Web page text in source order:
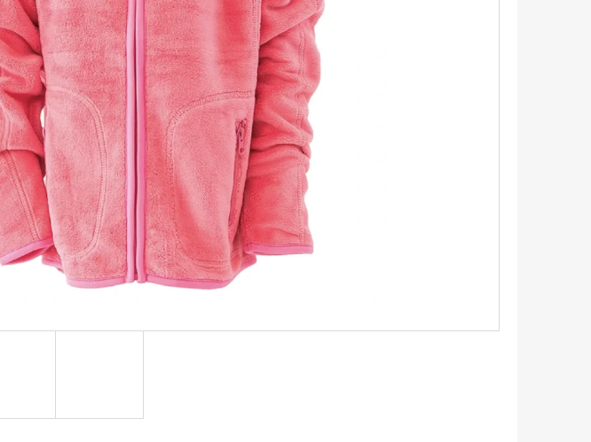
BAVLNĚNÉ TKANIČKY PLOCHÉ 90CM
35 Kč